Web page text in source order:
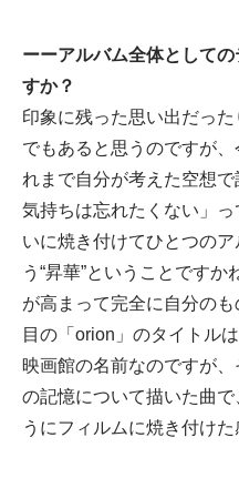
ーーアルバム全体として
すか？
印象に残った思い出だっ
でもあると思うのですが
れまで自分が考えた空想
気持ちは忘れたくない」
いに焼き付けてひとつの
う“昇華”ということです
が高まって完全に自分の
目の「orion」のタイトル
映画館の名前なのですが
の記憶について描いた曲
うにフィルムに焼き付けた